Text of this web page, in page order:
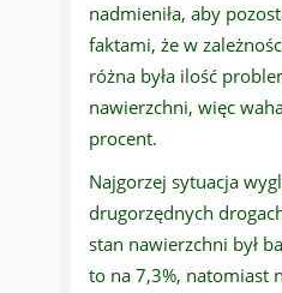
nadmieniła, aby
faktami, że w
różna była ilość
nawierzchni, więc
procent.
Najgorzej sytuacja
drugorzędnych
stan nawierzchni był
to na 7,3%, natomiast